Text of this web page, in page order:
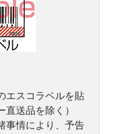
エスコラベルを貼
送品を除く）
事情により、予告